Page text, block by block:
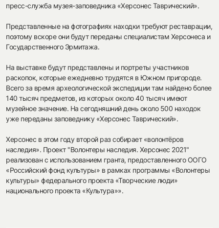
пресс-служба музея-заповедника «Херсонес Таврический».
Представленные на фотографиях находки требуют реставрации,
поэтому вскоре они будут переданы специалистам Херсонеса и
Государственного Эрмитажа.
На выставке будут представлены и портреты участников
раскопок, которые ежедневно трудятся в Южном пригороде.
Всего за время археологической экспедиции там найдено более
140 тысяч предметов, из которых около 40 тысяч имеют
музейное значение. На сегодняшний день около 500 находок
уже переданы заповеднику «Херсонес Таврический».
Херсонес в этом году второй раз собирает «волонтёров
наследия». Проект "Волонтеры наследия. Херсонес 2021"
реализован с использованием гранта, предоставленного ООГО
«Российский фонд культуры» в рамках программы «Волонтеры
культуры» федерального проекта «Творческие люди»
национального проекта «Культура»».